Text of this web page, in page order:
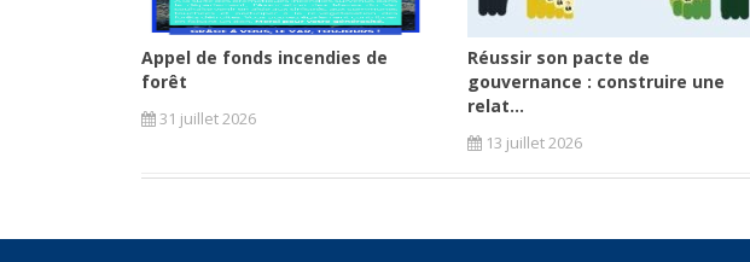
Appel de fonds incendies de
forêt
31 juillet 2026
Réussir son pacte de
gouvernance : construire une
relat...
13 juillet 2026